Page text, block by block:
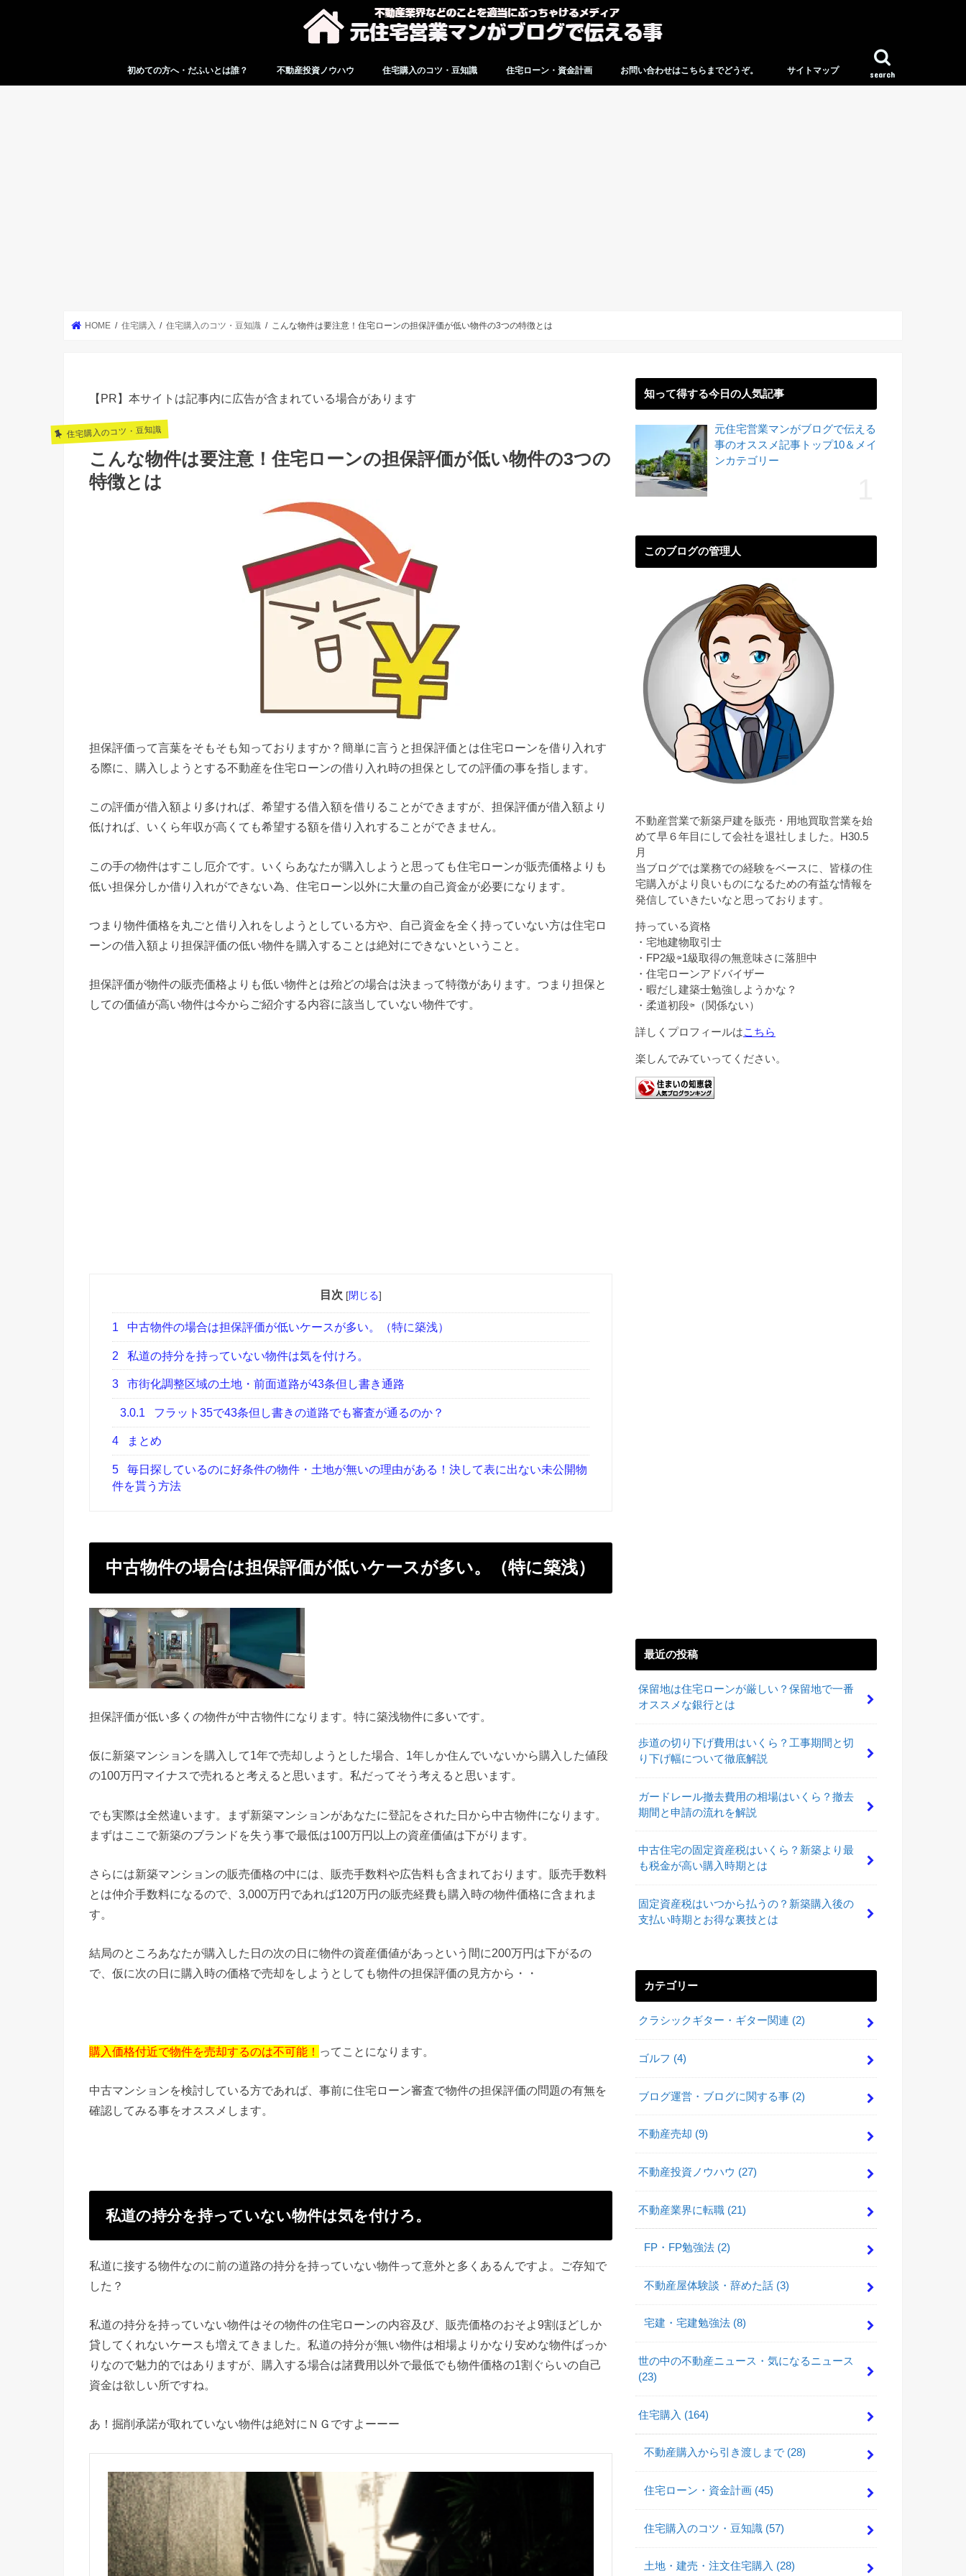
search
初めての方へ・だふいとは誰？ 不動産投資ノウハウ 住宅購入のコツ・豆知識 住宅ローン・資金計画 お問い合わせはこちらまでどうぞ。 サイトマップ
HOME 住宅購入 住宅購入のコツ・豆知識 こんな物件は要注意！住宅ローンの担保評価が低い物件の3つの特徴とは
【PR】本サイトは記事内に広告が含まれている場合があります
住宅購入のコツ・豆知識
こんな物件は要注意！住宅ローンの担保評価が低い物件の3つの
特徴とは
担保評価って言葉をそもそも知っておりますか？簡単に言うと担保評価とは住宅ローンを借り入れす
る際に、購入しようとする不動産を住宅ローンの借り入れ時の担保としての評価の事を指します。
この評価が借入額より多ければ、希望する借入額を借りることができますが、担保評価が借入額より
低ければ、いくら年収が高くても希望する額を借り入れすることができません。
この手の物件はすこし厄介です。いくらあなたが購入しようと思っても住宅ローンが販売価格よりも
低い担保分しか借り入れができない為、住宅ローン以外に大量の自己資金が必要になります。
つまり物件価格を丸ごと借り入れをしようとしている方や、自己資金を全く持っていない方は住宅ロ
ーンの借入額より担保評価の低い物件を購入することは絶対にできないということ。
担保評価が物件の販売価格よりも低い物件とは殆どの場合は決まって特徴があります。つまり担保と
しての価値が高い物件は今からご紹介する内容に該当していない物件です。
目次 [閉じる]
1 中古物件の場合は担保評価が低いケースが多い。（特に築浅）
2 私道の持分を持っていない物件は気を付けろ。
3 市街化調整区域の土地・前面道路が43条但し書き通路
3.0.1 フラット35で43条但し書きの道路でも審査が通るのか？
4 まとめ
5
毎日探しているのに好条件の物件・土地が無いの理由がある！決して表に出ない未公開物
件を貰う方法
中古物件の場合は担保評価が低いケースが多い。（特に築浅）
担保評価が低い多くの物件が中古物件になります。特に築浅物件に多いです。
仮に新築マンションを購入して1年で売却しようとした場合、1年しか住んでいないから購入した値段
の100万円マイナスで売れると考えると思います。私だってそう考えると思います。
でも実際は全然違います。まず新築マンションがあなたに登記をされた日から中古物件になります。
まずはここで新築のブランドを失う事で最低は100万円以上の資産価値は下がります。
さらには新築マンションの販売価格の中には、販売手数料や広告料も含まれております。販売手数料
とは仲介手数料になるので、3,000万円であれば120万円の販売経費も購入時の物件価格に含まれま
す。
結局のところあなたが購入した日の次の日に物件の資産価値があっという間に200万円は下がるの
で、仮に次の日に購入時の価格で売却をしようとしても物件の担保評価の見方から・・
購入価格付近で物件を売却するのは不可能！ ってことになります。
中古マンションを検討している方であれば、事前に住宅ローン審査で物件の担保評価の問題の有無を
確認してみる事をオススメします。
私道の持分を持っていない物件は気を付けろ。
私道に接する物件なのに前の道路の持分を持っていない物件って意外と多くあるんですよ。ご存知で
した？
私道の持分を持っていない物件はその物件の住宅ローンの内容及び、販売価格のおそよ9割ほどしか
貸してくれないケースも増えてきました。私道の持分が無い物件は相場よりかなり安めな物件ばっか
りなので魅力的ではありますが、購入する場合は諸費用以外で最低でも物件価格の1割ぐらいの自己
資金は欲しい所ですね。
あ！掘削承諾が取れていない物件は絶対にＮＧですよーーー
知って得する今日の人気記事
元住宅営業マンがブログで伝える
事のオススメ記事トップ10＆メイ
ンカテゴリー
このブログの管理人
不動産営業で新築戸建を販売・用地買取営業を始
めて早６年目にして会社を退社しました。H30.5
月
当ブログでは業務での経験をベースに、皆様の住
宅購入がより良いものになるための有益な情報を
発信していきたいなと思っております。
持っている資格
・宅地建物取引士
・FP2級⇦1級取得の無意味さに落胆中
・住宅ローンアドバイザー
・暇だし建築士勉強しようかな？
・柔道初段⇦（関係ない）
詳しくプロフィールはこちら
楽しんでみていってください。
最近の投稿
保留地は住宅ローンが厳しい？保留地で一番
オススメな銀行とは
歩道の切り下げ費用はいくら？工事期間と切
り下げ幅について徹底解説
ガードレール撤去費用の相場はいくら？撤去
期間と申請の流れを解説
中古住宅の固定資産税はいくら？新築より最
も税金が高い購入時期とは
固定資産税はいつから払うの？新築購入後の
支払い時期とお得な裏技とは
カテゴリー
クラシックギター・ギター関連 (2)
ゴルフ (4)
ブログ運営・ブログに関する事 (2)
不動産売却 (9)
不動産投資ノウハウ (27)
不動産業界に転職 (21)
FP・FP勉強法 (2)
不動産屋体験談・辞めた話 (3)
宅建・宅建勉強法 (8)
世の中の不動産ニュース・気になるニュース
(23)
住宅購入 (164)
不動産購入から引き渡しまで (28)
住宅ローン・資金計画 (45)
住宅購入のコツ・豆知識 (57)
土地・建売・注文住宅購入 (28)